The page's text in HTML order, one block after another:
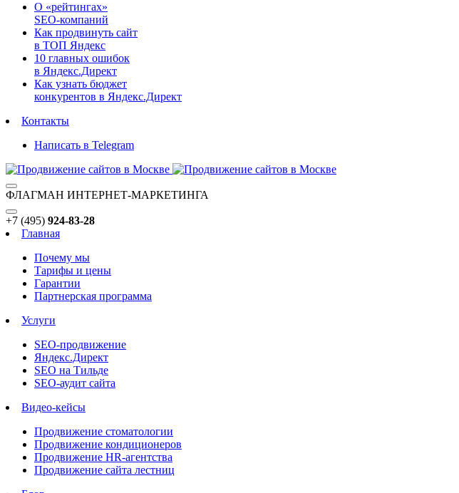
О «рейтингах»
SEO-компаний
Как продвинуть сайт
в ТОП Яндекс
10 главных ошибок
в Яндекс.Директ
Как узнать бюджет
конкурентов в Яндекс.Директ
Контакты
Написать в Telegram
ФЛАГМАН ИНТЕРНЕТ-МАРКЕТИНГА
+7 (495) 924-83-28
Главная
Почему мы
Тарифы и цены
Гарантии
Партнерская программа
Услуги
SEO-продвижение
Яндекс.Директ
SEO на Тильде
SEO-аудит сайта
Видео-кейсы
Продвижение стоматологии
Продвижение кондиционеров
Продвижение HR-агентства
Продвижение сайта лестниц